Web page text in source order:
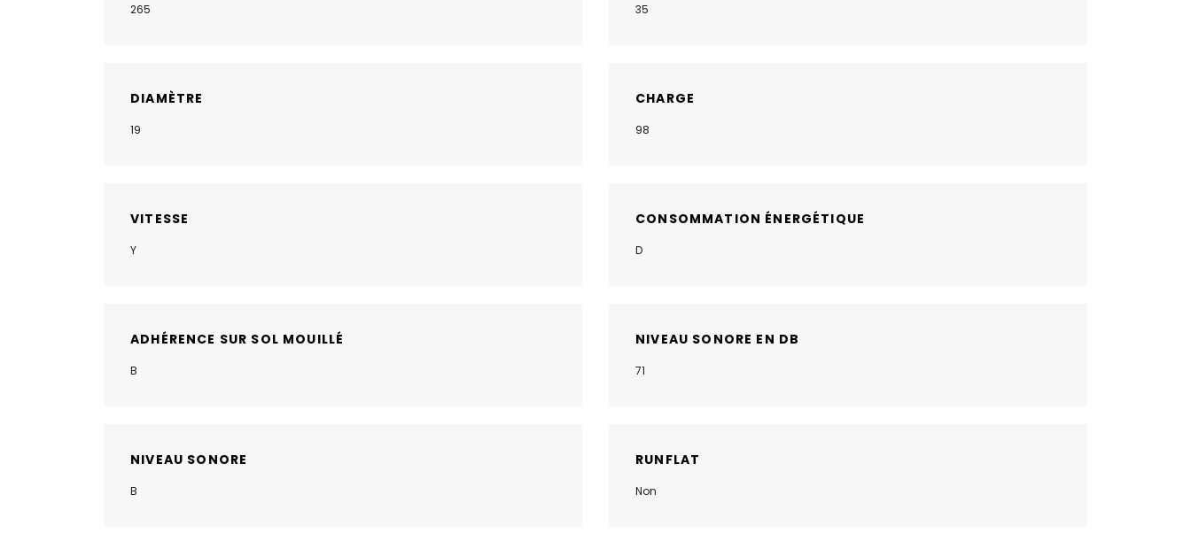
265 35
DIAMÈTRE
19
CHARGE
98
VITESSE
Y
CONSOMMATION ÉNERGÉTIQUE
D
ADHÉRENCE SUR SOL MOUILLÉ
B
NIVEAU SONORE EN DB
71
NIVEAU SONORE
B
RUNFLAT
Non